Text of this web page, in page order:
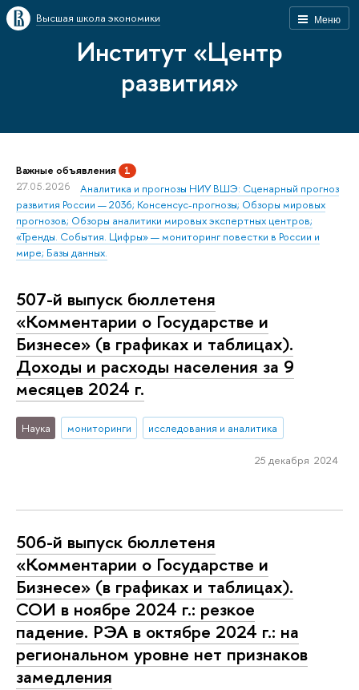
Меню
Высшая школа экономики
Институт «Центр
развития»
Важные объявления 1
27.05.2026
Аналитика и прогнозы НИУ ВШЭ: Сценарный прогноз
развития России — 2036; Консенсус-прогнозы; Обзоры мировых
прогнозов; Обзоры аналитики мировых экспертных центров;
«Тренды. События. Цифры» — мониторинг повестки в России и
мире; Базы данных.
507-й выпуск бюллетеня
«Комментарии о Государстве и
Бизнесе» (в графиках и таблицах).
Доходы и расходы населения за 9
месяцев 2024 г.
Наука мониторинги исследования и аналитика
25 декабря 2024
506-й выпуск бюллетеня
«Комментарии о Государстве и
Бизнесе» (в графиках и таблицах).
СОИ в ноябре 2024 г.: резкое
падение. РЭА в октябре 2024 г.: на
региональном уровне нет признаков
замедления